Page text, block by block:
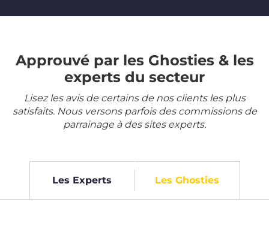
Approuvé par les Ghosties & les
experts du secteur
Lisez les avis de certains de nos clients les plus
satisfaits. Nous versons parfois des commissions de
parrainage à des sites experts.
Les Experts Les Ghosties